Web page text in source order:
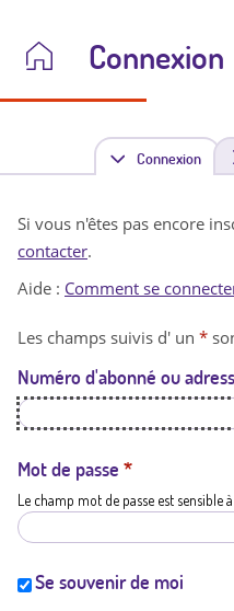
Connexion
Connexion(
n
t
a
t
i
Si vous n'êtes pas encore
contacter.
Aide : Comment se
Les champs suivis d' un *
Numéro d'abonné ou
Mot de passe *
Le champ mot de passe est sensible
Se souvenir de moi